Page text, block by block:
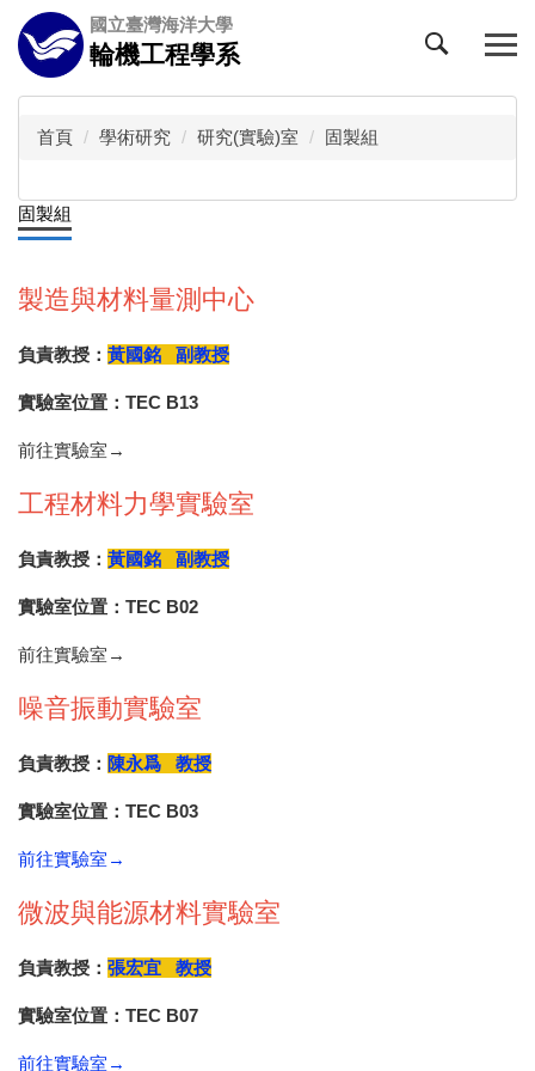
跳
到
主
要
國立臺灣海洋大學
輪機工程學系
首頁 學術研究 研究(實驗)室 固製組
固製組
製造與材料量測中心
負責教授： 黃國銘 副教授
實驗室位置：TEC B13
前往實驗室→
工程材料力學實驗室
負責教授： 黃國銘 副教授
實驗室位置：TEC B02
前往實驗室→
噪音振動實驗室
負責教授： 陳永爲 教授
實驗室位置：TEC B03
前往實驗室→
微波與能源材料實驗室
負責教授： 張宏宜 教授
實驗室位置：TEC B07
前往實驗室→